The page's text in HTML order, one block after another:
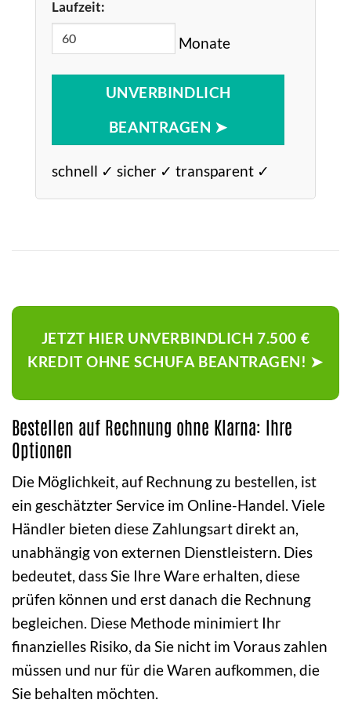
Laufzeit:
Monate
UNVERBINDLICH
BEANTRAGEN ➤
schnell ✓ sicher ✓ transparent ✓
JETZT HIER UNVERBINDLICH 7.500 €
KREDIT OHNE SCHUFA BEANTRAGEN! ➤
Bestellen auf Rechnung ohne Klarna: Ihre
Optionen
Die Möglichkeit, auf Rechnung zu bestellen, ist
ein geschätzter Service im Online-Handel. Viele
Händler bieten diese Zahlungsart direkt an,
unabhängig von externen Dienstleistern. Dies
bedeutet, dass Sie Ihre Ware erhalten, diese
prüfen können und erst danach die Rechnung
begleichen. Diese Methode minimiert Ihr
finanzielles Risiko, da Sie nicht im Voraus zahlen
müssen und nur für die Waren aufkommen, die
Sie behalten möchten.